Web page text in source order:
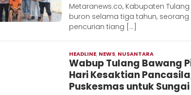
Metaranews.co, Kabupaten
buron selama tiga tahun,
pencurian tiang […]
HEADLINE, NEWS, NUSANTARA
Hadi
Wabup Tulang Bawang
Hari Kesaktian
Puskesmas untuk